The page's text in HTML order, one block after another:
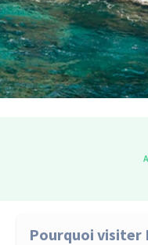
Pourquoi visiter